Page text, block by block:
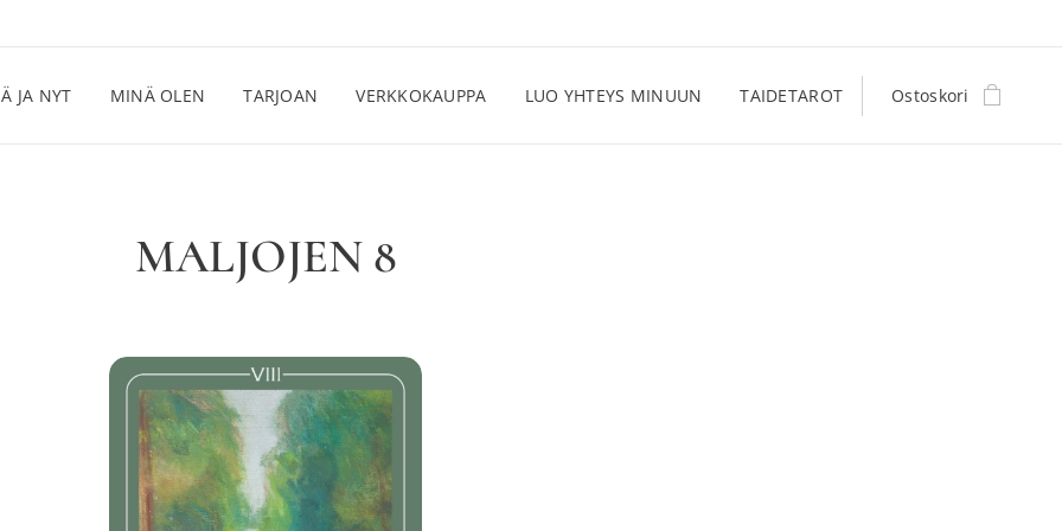
JA NYT MINÄ OLEN TARJOAN VERKKOKAUPPA LUO YHTEYS MINUUN TAIDETAROT Ostoskori
MALJOJEN 8